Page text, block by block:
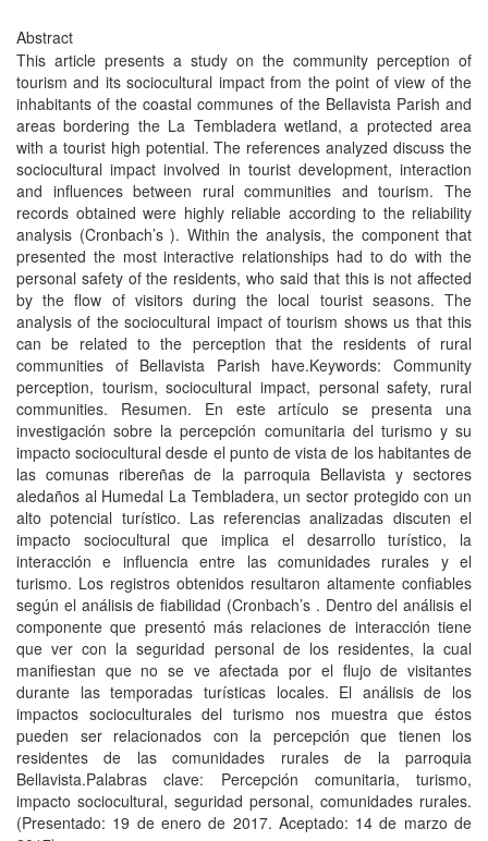
Abstract
This article presents a study on the community perception of
tourism and its sociocultural impact from the point of view of the
inhabitants of the coastal communes of the Bellavista Parish and
areas bordering the La Tembladera wetland, a protected area
with a tourist high potential. The references analyzed discuss the
sociocultural impact involved in tourist development, interaction
and influences between rural communities and tourism. The
records obtained were highly reliable according to the reliability
analysis (Cronbach’s ). Within the analysis, the component that
presented the most interactive relationships had to do with the
personal safety of the residents, who said that this is not affected
by the flow of visitors during the local tourist seasons. The
analysis of the sociocultural impact of tourism shows us that this
can be related to the perception that the residents of rural
communities of Bellavista Parish have.Keywords: Community
perception, tourism, sociocultural impact, personal safety, rural
communities. Resumen. En este artículo se presenta una
investigación sobre la percepción comunitaria del turismo y su
impacto sociocultural desde el punto de vista de los habitantes de
las comunas ribereñas de la parroquia Bellavista y sectores
aledaños al Humedal La Tembladera, un sector protegido con un
alto potencial turístico. Las referencias analizadas discuten el
impacto sociocultural que implica el desarrollo turístico, la
interacción e influencia entre las comunidades rurales y el
turismo. Los registros obtenidos resultaron altamente confiables
según el análisis de fiabilidad (Cronbach’s . Dentro del análisis el
componente que presentó más relaciones de interacción tiene
que ver con la seguridad personal de los residentes, la cual
manifiestan que no se ve afectada por el flujo de visitantes
durante las temporadas turísticas locales. El análisis de los
impactos socioculturales del turismo nos muestra que éstos
pueden ser relacionados con la percepción que tienen los
residentes de las comunidades rurales de la parroquia
Bellavista.Palabras clave: Percepción comunitaria, turismo,
impacto sociocultural, seguridad personal, comunidades rurales.
(Presentado: 19 de enero de 2017. Aceptado: 14 de marzo de